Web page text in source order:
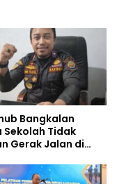
Bangkalan
Sekolah Tidak
Gerak Jalan di